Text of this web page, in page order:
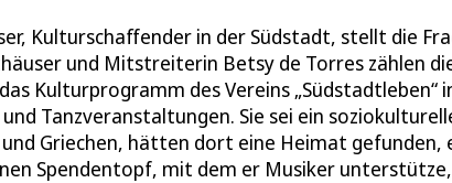
Kulturschaffender in der Südstadt, stellt die
und Mitstreiterin Betsy de Torres zählen
Kulturprogramm des Vereins „Südstadtleben“
Tanzveranstaltungen. Sie sei ein
Griechen, hätten dort eine Heimat gefunden,
Spendentopf, mit dem er Musiker